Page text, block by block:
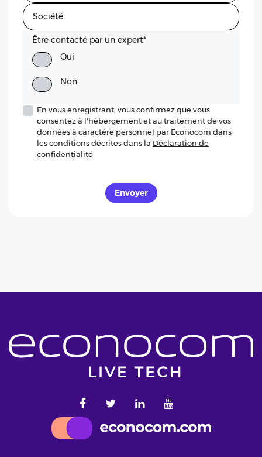
Être contacté par un expert*
Oui
Non
En vous enregistrant, vous confirmez que vous
consentez à l'hébergement et au traitement de vos
données à caractère personnel par Econocom dans
les conditions décrites dans la Déclaration de
confidentialité